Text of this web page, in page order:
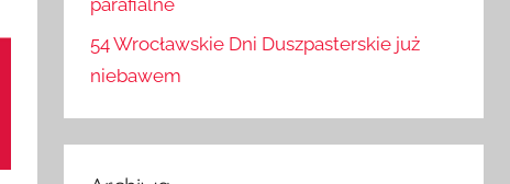
parafialne
54 Wrocławskie Dni Duszpasterskie już
niebawem